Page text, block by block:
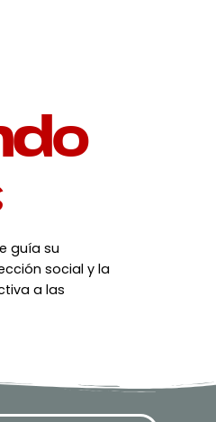
guía su
social y la
a las